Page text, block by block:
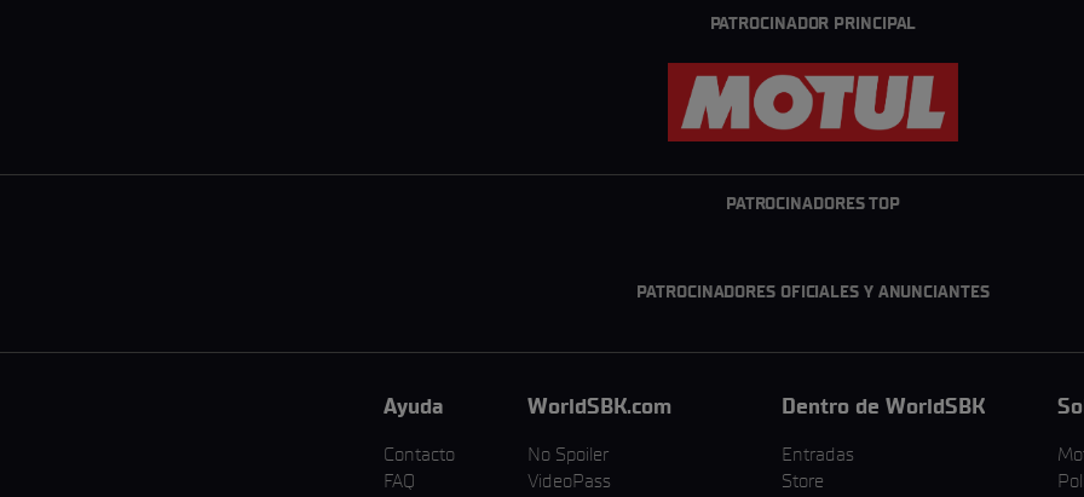
PATROCINADOR PRINCIPAL
PATROCINADORES TOP
PATROCINADORES OFICIALES Y ANUNCIANTES
Ayuda
Contacto
FAQ
WorldSBK.com
No Spoiler
VideoPass
Dentro de WorldSBK
Entradas
Store